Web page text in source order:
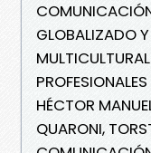
GLOBALIZADO
HÉCTOR
QUARONI,